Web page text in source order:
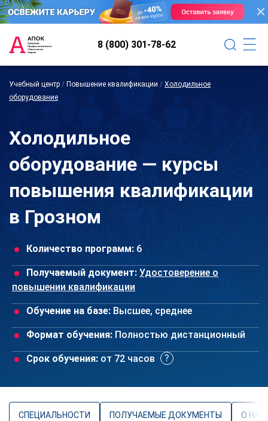
8 (800) 301-78-62
Учебный центр / Повышение квалификации / Холодильное
оборудование
Холодильное
оборудование — курсы
повышения квалификации
в Грозном
Количество программ: 6
Получаемый документ: Удостоверение о
повышении квалификации
Обучение на базе: Высшее, среднее
Формат обучения: Полностью дистанционный
Срок обучения: от 72 часов
СПЕЦИАЛЬНОСТИ ПОЛУЧАЕМЫЕ ДОКУМЕНТЫ О